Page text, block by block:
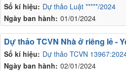
Số kí hiệu: Dự thảo Luật *****/2024
Ngày ban hành: 01/01/2024
Số kí hiệu: Dự thảo TCVN
Ngày ban hành: 02/01/2024
Dự thảo TCVN Nhà ở riêng lẻ -